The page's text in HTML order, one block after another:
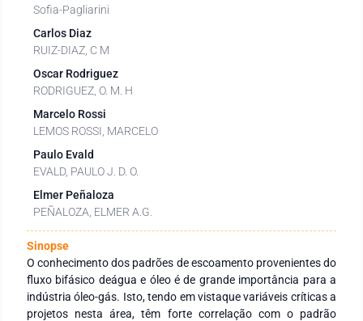
Sofia-Pagliarini
Carlos Diaz
RUIZ-DIAZ, C M
Oscar Rodriguez
RODRIGUEZ, O. M. H
Marcelo Rossi
LEMOS ROSSI, MARCELO
Paulo Evald
EVALD, PAULO J. D. O.
Elmer Peñaloza
PEÑALOZA, ELMER A.G.
Sinopse
O conhecimento dos padrões de escoamento provenientes do
fluxo bifásico deágua e óleo é de grande importância para a
indústria óleo-gás. Isto, tendo em vistaque variáveis críticas a
projetos nesta área, têm forte correlação com o padrão